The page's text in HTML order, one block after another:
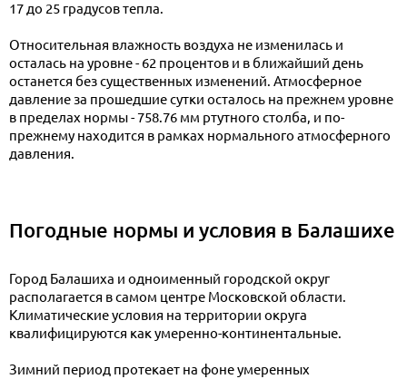
17 до 25 градусов тепла.
Относительная влажность воздуха не изменилась и
осталась на уровне - 62 процентов и в ближайший день
останется без существенных изменений. Атмосферное
давление за прошедшие сутки осталось на прежнем уровне
в пределах нормы - 758.76 мм ртутного столба, и по-
прежнему находится в рамках нормального атмосферного
давления.
Погодные нормы и условия в Балашихе
Город Балашиха и одноименный городской округ
располагается в самом центре Московской области.
Климатические условия на территории округа
квалифицируются как умеренно-континентальные.
Зимний период протекает на фоне умеренных